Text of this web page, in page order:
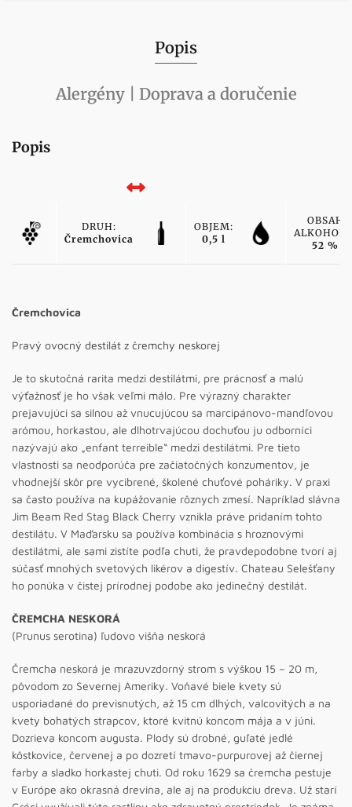
Popis
Alergény | Doprava a doručenie
Popis
DRUH:
Čremchovica
OBJEM:
0,5 l
OBSAH
52 %
Čremchovica
Pravý ovocný destilát z čremchy neskorej
Je to skutočná rarita medzi destilátmi, pre prácnosť a malú
výťažnosť je ho však veľmi málo. Pre výrazný charakter
prejavujúci sa silnou až vnucujúcou sa marcipánovo-mandľovou
arómou, horkastou, ale dlhotrvajúcou dochuťou ju odborníci
nazývajú ako „enfant terreible“ medzi destilátmi. Pre tieto
vlastnosti sa neodporúča pre začiatočných konzumentov, je
vhodnejší skôr pre vycibrené, školené chuťové poháriky. V praxi
sa často používa na kupážovanie rôznych zmesí. Napríklad slávna
Jim Beam Red Stag Black Cherry vznikla práve pridaním tohto
destilátu. V Maďarsku sa používa kombinácia s hroznovými
destilátmi, ale sami zistíte podľa chuti, že pravdepodobne tvorí aj
súčasť mnohých svetových likérov a digestív. Chateau Selešťany
ho ponúka v čistej prírodnej podobe ako jedinečný destilát.
ČREMCHA NESKORÁ
(Prunus serotina) ľudovo višňa neskorá
Čremcha neskorá je mrazuvzdorný strom s výškou 15 – 20 m,
pôvodom zo Severnej Ameriky. Voňavé biele kvety sú
usporiadané do previsnutých, až 15 cm dlhých, valcovitých a na
kvety bohatých strapcov, ktoré kvitnú koncom mája a v júni.
Dozrieva koncom augusta. Plody sú drobné, guľaté jedlé
kôstkovice, červenej a po dozretí tmavo-purpurovej až čiernej
farby a sladko horkastej chuti. Od roku 1629 sa čremcha pestuje
v Európe ako okrasná drevina, ale aj na produkciu dreva. Už starí